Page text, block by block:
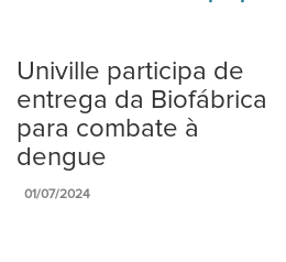
Univille participa de
entrega da Biofábrica
para combate à
dengue
01/07/2024